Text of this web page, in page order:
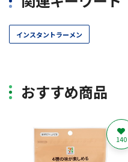
インスタントラーメン
おすすめ商品
140